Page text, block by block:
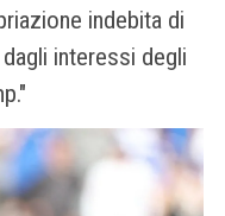
indebita di
interessi degli